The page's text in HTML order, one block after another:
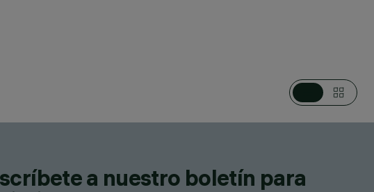
SISTEMAS PARA POSTE / MURO
a nuestro boletín para